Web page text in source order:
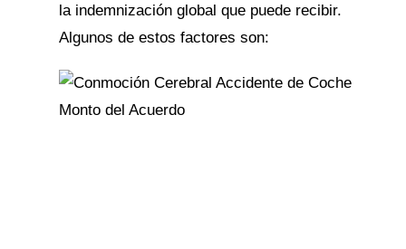
la indemnización global que puede recibir.
Algunos de estos factores son: